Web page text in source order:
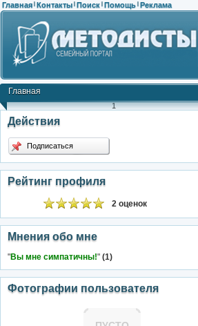
Главная | Контакты | Поиск | Помощь | Реклама
Главная
1
Действия
Подписаться
Рейтинг профиля
2 оценок
Мнения обо мне
"Вы мне симпатичны!" (1)
Фотографии пользователя